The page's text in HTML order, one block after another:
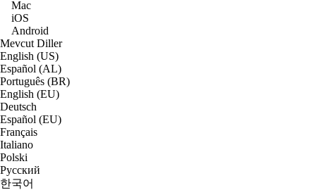
Mac
iOS
Android
Mevcut Diller
English (US)
Español (AL)
Português (BR)
English (EU)
Deutsch
Español (EU)
Français
Italiano
Polski
Русский
한국어